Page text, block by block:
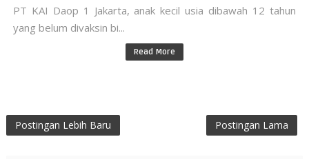
PT KAI Daop 1 Jakarta, anak kecil usia dibawah 12 tahun
yang belum divaksin bi...
Read More
Postingan Lebih Baru Postingan Lama